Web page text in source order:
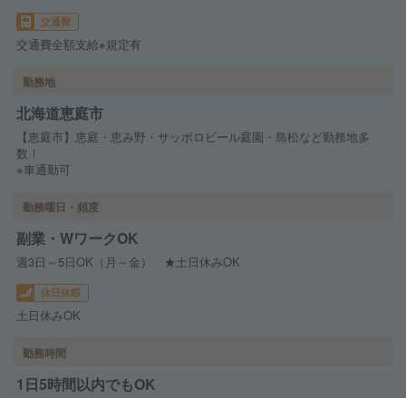
交通費
交通費全額支給※規定有
勤務地
北海道恵庭市
【恵庭市】恵庭・恵み野・サッポロビール庭園・島松など勤務地多
数！
※車通勤可
勤務曜日・頻度
副業・WワークOK
週3日～5日OK（月～金） ★土日休みOK
休日休暇
土日休みOK
勤務時間
1日5時間以内でもOK